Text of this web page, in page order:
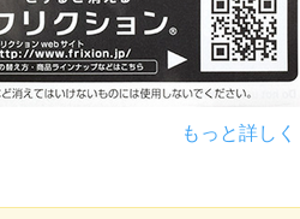
もっと詳しく